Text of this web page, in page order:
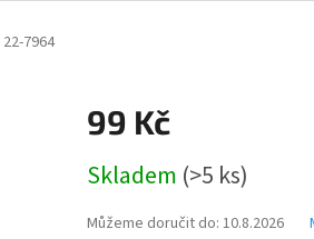
22-7964
99 Kč
cena:
Skladem (>5 ks)
Můžeme doručit do: 10.8.2026